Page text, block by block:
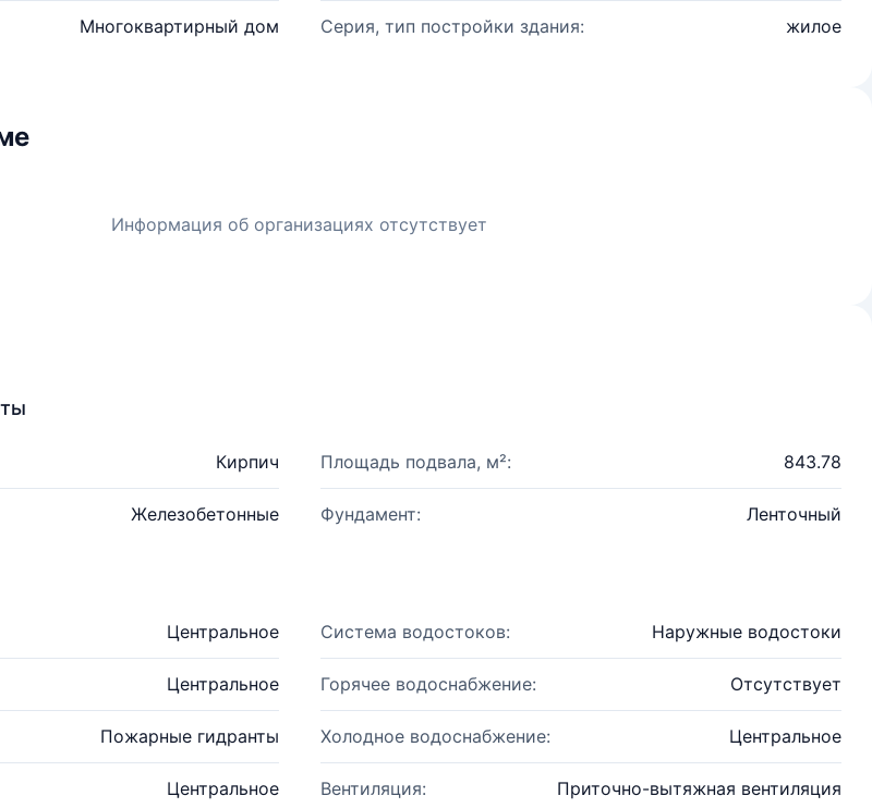
Многоквартирный дом Серия, тип постройки здания: жилое
Информация об организациях отсутствует
Кирпич Площадь подвала, м²: 843.78
Железобетонные Фундамент: Ленточный
Центральное Система водостоков: Наружные водостоки
Центральное Горячее водоснабжение: Отсутствует
Пожарные гидранты Холодное водоснабжение: Центральное
Центральное Вентиляция: Приточно-вытяжная вентиляция